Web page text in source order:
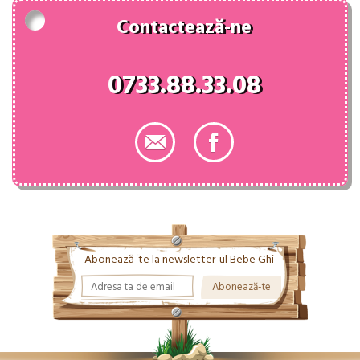
Contactează-ne
0733.88.33.08
Abonează-te la newsletter-ul Bebe Ghi